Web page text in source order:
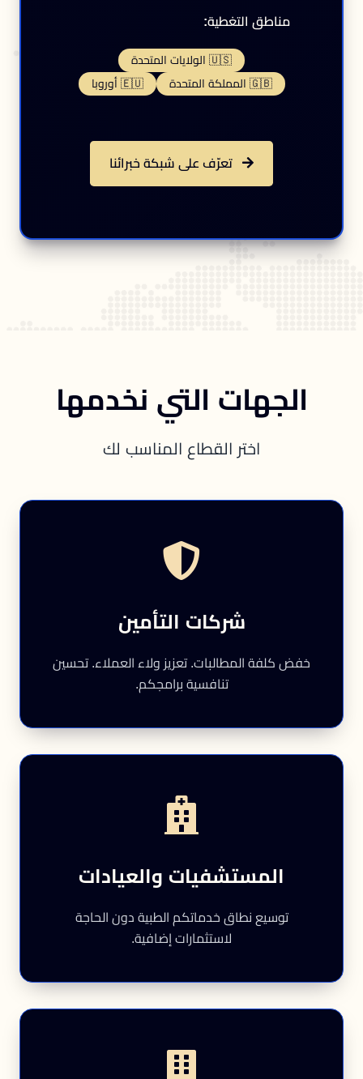
مناطق التغطية:
🇺🇸 الولايات المتحدة
🇬🇧 المملكة المتحدة
🇪🇺 أوروبا
الجهات التي نخدمها
اختر القطاع المناسب لك
شركات التأمين
خفض كلفة المطالبات. تعزيز ولاء العملاء. تحسين
تنافسية برامجكم.
المستشفيات والعيادات
توسيع نطاق خدماتكم الطبية دون الحاجة
لاستثمارات إضافية.